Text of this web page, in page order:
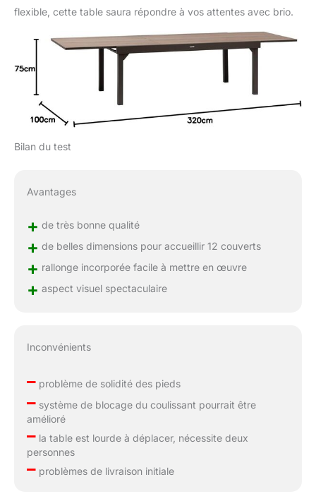
flexible, cette table saura répondre à vos attentes avec brio.
Bilan du test
Avantages
+ de très bonne qualité
+ de belles dimensions pour accueillir 12 couverts
+ rallonge incorporée facile à mettre en œuvre
+ aspect visuel spectaculaire
Inconvénients
–problème de solidité des pieds
–système de blocage du coulissant pourrait être
amélioré
–la table est lourde à déplacer, nécessite deux
personnes
–problèmes de livraison initiale